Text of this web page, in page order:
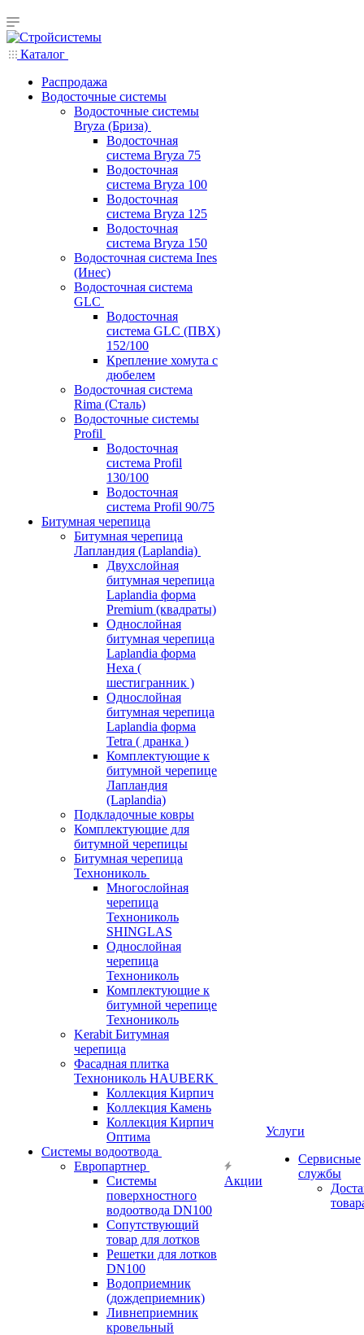
Каталог
Распродажа
Водосточные системы
Водосточные системы
Bryza (Бриза)
Водосточная
система Bryza 75
Водосточная
система Bryza 100
Водосточная
система Bryza 125
Водосточная
система Bryza 150
Водосточная система Ines
(Инес)
Водосточная система
GLC
Водосточная
система GLC (ПВХ)
152/100
Крепление хомута с
дюбелем
Водосточная система
Rima (Сталь)
Водосточные системы
Profil
Водосточная
система Profil
130/100
Водосточная
система Profil 90/75
Битумная черепица
Битумная черепица
Лапландия (Laplandia)
Двухслойная
битумная черепица
Laplandia форма
Premium (квадраты)
Однослойная
битумная черепица
Laplandia форма
Hexa (
шестигранник )
Однослойная
битумная черепица
Laplandia форма
Tetra ( дранка )
Комплектующие к
битумной черепице
Лапландия
(Laplandia)
Подкладочные ковры
Комплектующие для
битумной черепицы
Битумная черепица
Технониколь
Многослойная
черепица
Технониколь
SHINGLAS
Однослойная
черепица
Технониколь
Комплектующие к
битумной черепице
Технониколь
Kerabit Битумная
черепица
Фасадная плитка
Технониколь HAUBERK
Кол​лекция Кирпич
Кол​лекция Камень
Коллекция Кирпич
Оптима
Системы водоотвода
Европартнер
Системы
поверхностного
водоотвода DN100
Сопутствующий
товар для лотков
Решетки для лотков
DN100
Водоприемник
(дождеприемник)
Ливнеприемник
кровельный
Акции
Услуги
Сервисные
службы